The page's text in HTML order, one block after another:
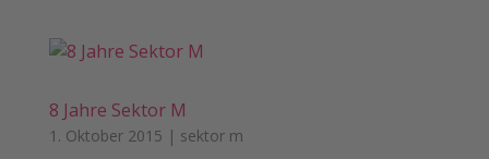
8 Jahre Sektor M
1. Oktober 2015 | sektor m